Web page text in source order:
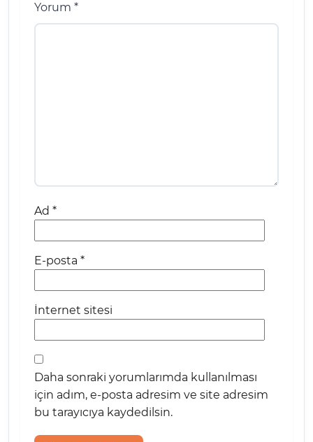
Yorum *
Ad *
E-posta *
İnternet sitesi
Daha sonraki yorumlarımda kullanılması
için adım, e-posta adresim ve site adresim
bu tarayıcıya kaydedilsin.